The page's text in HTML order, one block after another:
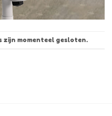
zijn momenteel gesloten.